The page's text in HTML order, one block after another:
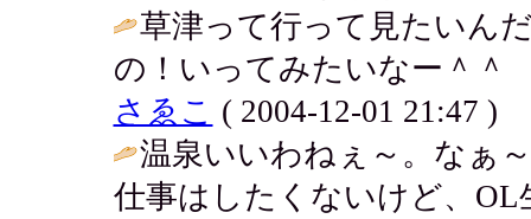
草津って行って見たいん
の！いってみたいなー＾
さゑこ ( 2004-12-01 21:47 )
温泉いいわねぇ～。なぁ
仕事はしたくないけど、